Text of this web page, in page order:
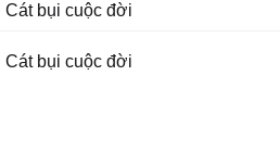
Cát bụi cuộc đời
Cát bụi cuộc đời